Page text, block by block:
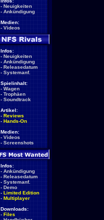
- Neuigkeiten
- Ankündigung
Medien:
- Videos
Infos:
- Neuigkeiten
- Ankündigung
- Releasedatum
- Systemanf.
Spielinhalt:
- Wagen
- Trophäen
- Soundtrack
Artikel:
- Reviews
- Hands-On
Medien:
- Videos
- Screenshots
Infos:
- Ankündigung
- Releasedatum
- Systemanf.
- Demo
- Limited Edition
- Multiplayer
Downloads:
- Files